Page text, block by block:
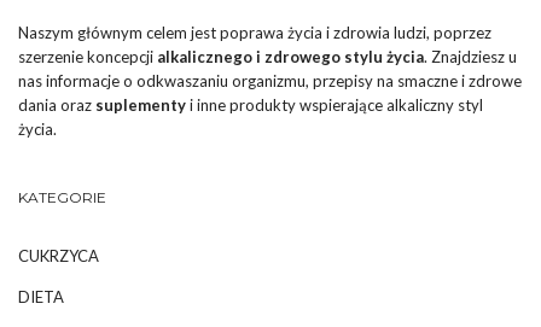
Naszym głównym celem jest poprawa życia i zdrowia ludzi, poprzez
szerzenie koncepcji alkalicznego i zdrowego stylu życia. Znajdziesz u
nas informacje o odkwaszaniu organizmu, przepisy na smaczne i zdrowe
dania oraz suplementyi inne produkty wspierające alkaliczny styl
życia.
KATEGORIE
CUKRZYCA
DIETA